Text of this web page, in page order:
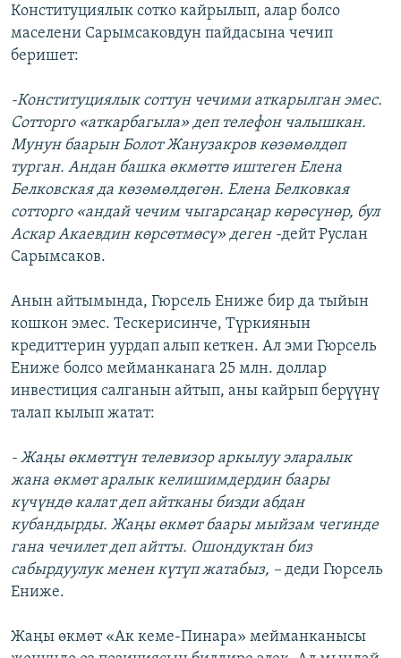
Конституциялык сотко кайрылып, алар болсо
маселени Сарымсаковдун пайдасына чечип
беришет:
-Конституциялык соттун чечими аткарылган эмес.
Сотторго «аткарбагыла» деп телефон чалышкан.
Мунун баарын Болот Жанузакров көзөмөлдөп
турган. Андан башка өкмөттө иштеген Елена
Белковская да көзөмөлдөгөн. Елена Белковкая
сотторго «андай чечим чыгарсаңар көрөсүнөр, бул
Аскар Акаевдин көрсөтмөсү» деген -дейт Руслан
Сарымсаков.
Анын айтымында, Гюрсель Ениже бир да тыйын
кошкон эмес. Тескерисинче, Түркиянын
кредиттерин уурдап алып кеткен. Ал эми Гюрсель
Ениже болсо мейманканага 25 млн. доллар
инвестиция салганын айтып, аны кайрып берүүнү
талап кылып жатат:
- Жаңы өкмөттүн телевизор аркылуу эларалык
жана өкмөт аралык келишимдердин баары
күчүндө калат деп айтканы бизди абдан
кубандырды. Жаңы өкмөт баары мыйзам чегинде
гана чечилет деп айтты. Ошондуктан биз
сабырдуулук менен күтүп жатабыз, – деди Гюрсель
Ениже.
Жаңы өкмөт «Ак кеме-Пинара» мейманканысы